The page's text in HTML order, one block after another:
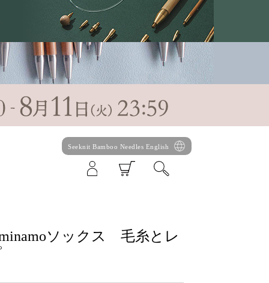
Seeknit Bamboo Needles English
ソックス 毛糸とレ